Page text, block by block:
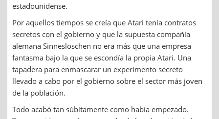
estadounidense.
Por aquellos tiempos se creía que Atari tenía contratos
secretos con el gobierno y que la supuesta compañía
alemana Sinneslöschen no era más que una empresa
fantasma bajo la que se escondía la propia Atari. Una
tapadera para enmascarar un experimento secreto
llevado a cabo por el gobierno sobre el sector más joven
de la población.
Todo acabó tan súbitamente como había empezado.